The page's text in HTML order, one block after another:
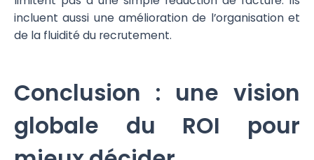
incluent aussi une amélioration de l’organisation et
de la fluidité du recrutement.
Conclusion : une vision
globale du ROI pour